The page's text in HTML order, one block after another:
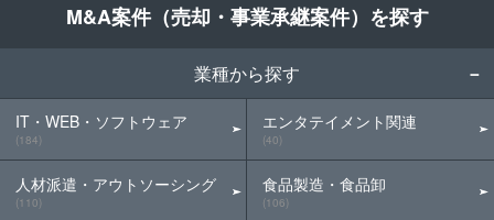
M&A案件（売却・事業承継案件）を探す
業種から探す
IT・WEB・ソフトウェア
(184)
人材派遣・アウトソーシング
(110)
エンタテイメント関連
(40)
食品製造・食品卸
(106)